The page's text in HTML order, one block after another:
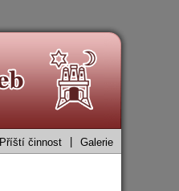
Příští činnost Galerie